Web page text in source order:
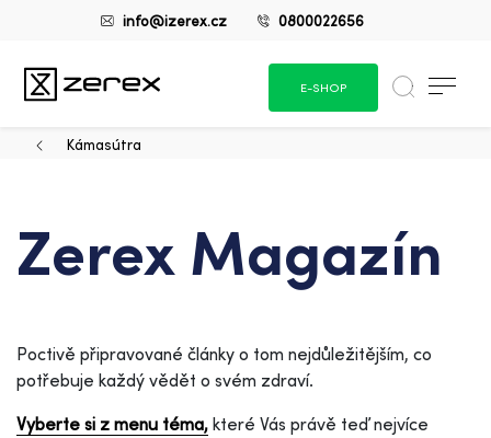
info@izerex.cz 0800022656
E-SHOP
Kámasútra
Zerex Magazín
Poctivě připravované články o tom nejdůležitějším, co
potřebuje každý vědět o svém zdraví.
Vyberte si z menu téma, které Vás právě teď nejvíce